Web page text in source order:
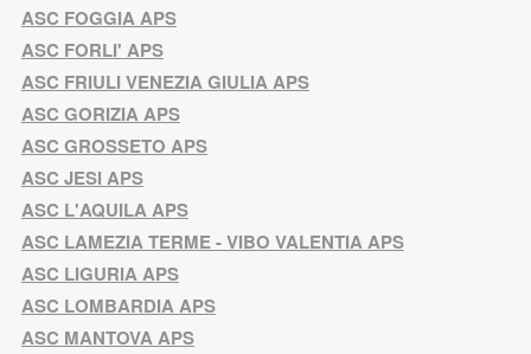
ASC FOGGIA APS
ASC FORLI' APS
ASC FRIULI VENEZIA GIULIA APS
ASC GORIZIA APS
ASC GROSSETO APS
ASC JESI APS
ASC L'AQUILA APS
ASC LAMEZIA TERME - VIBO VALENTIA APS
ASC LIGURIA APS
ASC LOMBARDIA APS
ASC MANTOVA APS